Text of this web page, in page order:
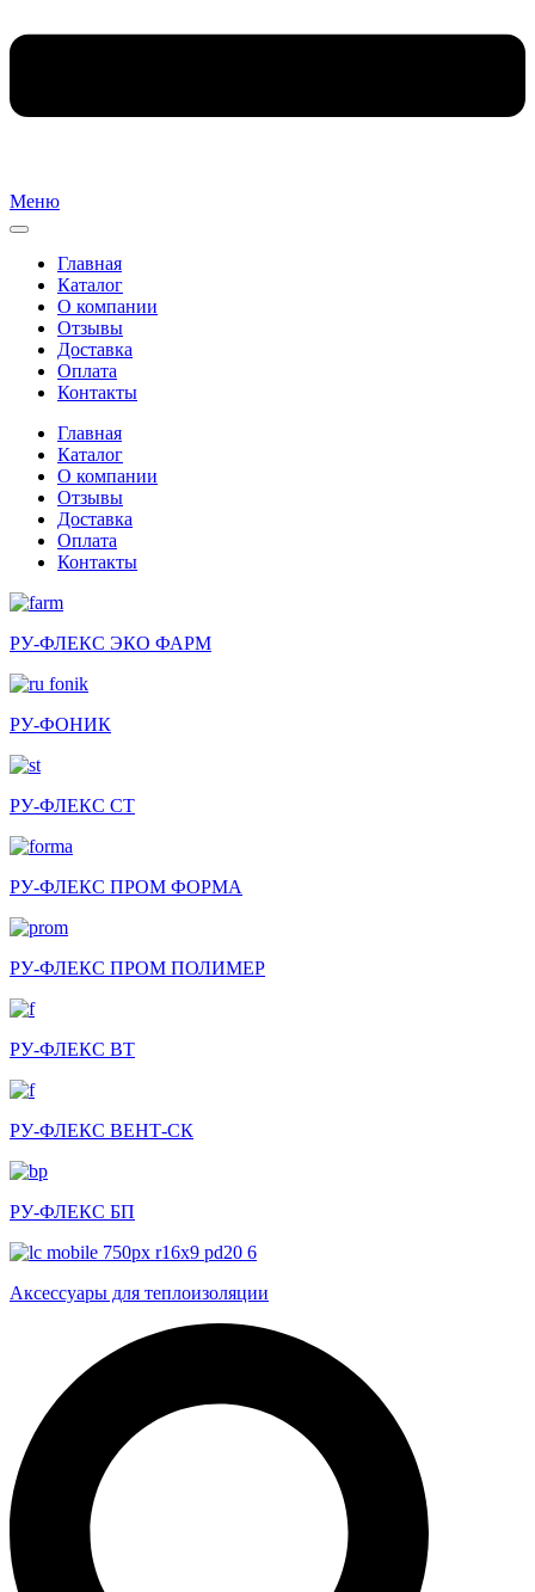
Меню
Главная
Каталог
О компании
Отзывы
Доставка
Оплата
Контакты
Главная
Каталог
О компании
Отзывы
Доставка
Оплата
Контакты
РУ-ФЛЕКС ЭКО ФАРМ
РУ-ФОНИК
РУ-ФЛЕКС СТ
РУ-ФЛЕКС ПРОМ ФОРМА
РУ-ФЛЕКС ПРОМ ПОЛИМЕР
РУ-ФЛЕКС ВТ
РУ-ФЛЕКС ВЕНТ-СК
РУ-ФЛЕКС БП
Аксессуары для теплоизоляции